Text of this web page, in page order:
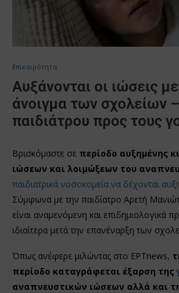
Επικαιρότητα
Αυξάνονται οι ιώσεις
άνοιγμα των σχολείων
παιδιάτρου προς τους
Βρισκόμαστε σε περίοδο αυξημένης
ιώσεων και λοιμώξεων του
παιδιατρικά νοσοκομεία να δέχονται
Σύμφωνα με την παιδίατρο Αρετή
είναι αναμενόμενη και επιδημιολογικά
ιδιαίτερα μετά την επανέναρξη των
Όπως ανέφερε μιλώντας στο ΕΡΤnews,
περίοδο καταγράφεται έξαρση της
αναπνευστικών ιώσεων αλλά και